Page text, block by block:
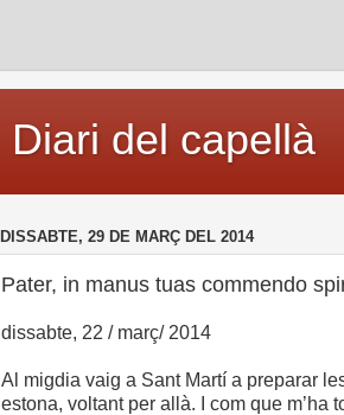
Diari del capellà
DISSABTE, 29 DE MARÇ DEL 2014
Pater, in manus tuas commendo
dissabte, 22 / març/ 2014
Al migdia vaig a Sant Martí a preparar
estona, voltant per allà. I com que m’ha